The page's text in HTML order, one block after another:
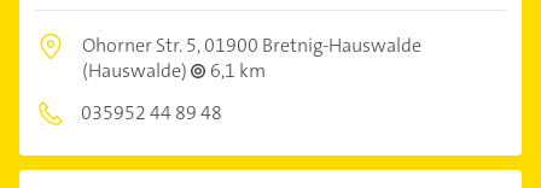
Ohorner Str. 5,01900 Bretnig-Hauswalde
(Hauswalde)
6,1 km
035952 44 89 48